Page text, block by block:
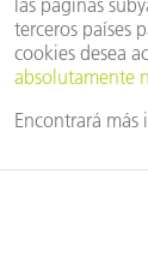
3D en metal y
internacional
ahora se
un material
desgaste de las